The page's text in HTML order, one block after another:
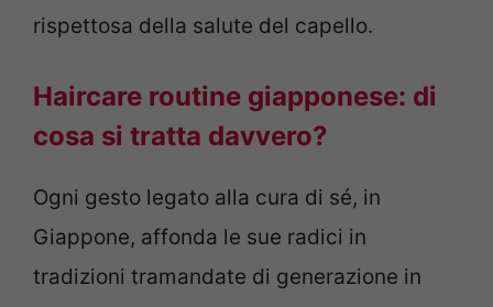
rispettosa della salute del capello.
Haircare routine giapponese: di
cosa si tratta davvero?
Ogni gesto legato alla cura di sé, in
Giappone, affonda le sue radici in
tradizioni tramandate di generazione in